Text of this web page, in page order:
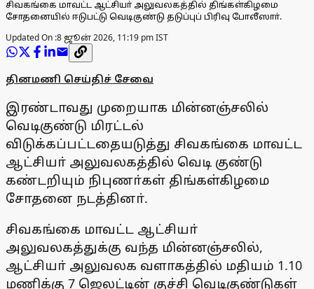
சிவகங்கை மாவட்ட ஆட்சியா் அலுவலகத்தில் திங்கள்கிழமை
சோதனையில் ஈடுபட்டு வெடிகுண்டு தடுப்புப் பிரிவு போலீஸாா்.
Updated On :8 ஜூன் 2026, 11:19 pm IST
தினமணி செய்திச் சேவை
இரண்டாவது முறையாக மின்னஞ்சலில்
வெடிகுண்டு மிரட்டல்
விடுக்கப்பட்டதையடுத்து சிவகங்கை மாவட்ட
ஆட்சியா் அலுவலகத்தில் வெடி குண்டு
கண்டறியும் நிபுணா்கள் திங்கள்கிழமை
சோதனை நடத்தினா்.
சிவகங்கை மாவட்ட ஆட்சியா்
அலுவலகத்துக்கு வந்த மின்னஞ்சலில்,
ஆட்சியா் அலுவலக வளாகத்தில் மதியம் 1.10
மணிக்கு 7 ஜெலட்டின் குச்சி வெடிகுண்டுகள்